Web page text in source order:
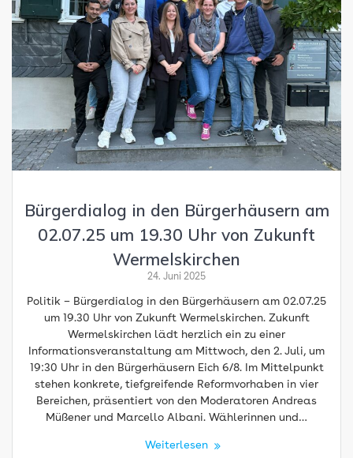
Bürgerdialog in den Bürgerhäusern am
02.07.25 um 19.30 Uhr von Zukunft
Wermelskirchen
24. Juni 2025
Politik – Bürgerdialog in den Bürgerhäusern am 02.07.25
um 19.30 Uhr von Zukunft Wermelskirchen. Zukunft
Wermelskirchen lädt herzlich ein zu einer
Informationsveranstaltung am Mittwoch, den 2. Juli, um
19:30 Uhr in den Bürgerhäusern Eich 6/8. Im Mittelpunkt
stehen konkrete, tiefgreifende Reformvorhaben in vier
Bereichen, präsentiert von den Moderatoren Andreas
Müßener und Marcello Albani. Wählerinnen und…
Weiterlesen